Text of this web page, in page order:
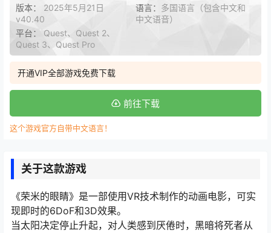
版本： 2025年5月21日
v40.40
语言： 多国语言（包含中文和
中文语音）
平台： Quest、Quest 2、
Quest 3、Quest Pro
开通VIP全部游戏免费下载
前往下载
这个游戏官方自带中文语言！
关于这款游戏
《荣米的眼睛》是一部使用VR技术制作的动画电影，可实
现即时的6DoF和3D效果。
当太阳决定停止升起，对人类感到厌倦时，黑暗将死者从